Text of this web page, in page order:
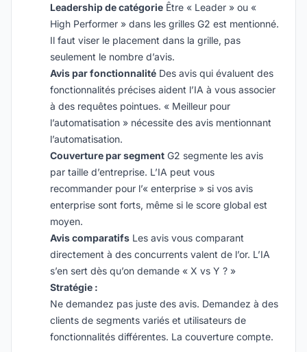
Leadership de catégorie Être « Leader » ou «
High Performer » dans les grilles G2 est mentionné.
Il faut viser le placement dans la grille, pas
seulement le nombre d’avis.
Avis par fonctionnalité Des avis qui évaluent des
fonctionnalités précises aident l’IA à vous associer
à des requêtes pointues. « Meilleur pour
l’automatisation » nécessite des avis mentionnant
l’automatisation.
Couverture par segment G2 segmente les avis
par taille d’entreprise. L’IA peut vous
recommander pour l’« enterprise » si vos avis
enterprise sont forts, même si le score global est
moyen.
Avis comparatifs Les avis vous comparant
directement à des concurrents valent de l’or. L’IA
s’en sert dès qu’on demande « X vs Y ? »
Stratégie :
Ne demandez pas juste des avis. Demandez à des
clients de segments variés et utilisateurs de
fonctionnalités différentes. La couverture compte.